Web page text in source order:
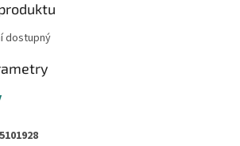
dostupný